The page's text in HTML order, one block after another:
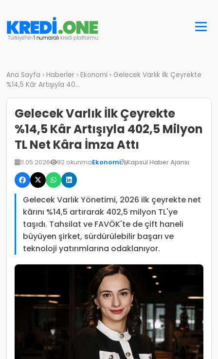
Ana Sayfa ›Haberler ›Ekonomi › Gelecek Varlık İlk Çeyrekte
%14,5 Kâr Artışıyla 40...
Gelecek Varlık İlk Çeyrekte
%14,5 Kâr Artışıyla 402,5 Milyon
TL Net Kâra İmza Attı
11.05.2026 92 okunmaEkonomi Kapsül Haber Ajansı
Gelecek Varlık Yönetimi, 2026 ilk çeyrekte net
kârını %14,5 artırarak 402,5 milyon TL'ye
taşıdı. Tahsilat ve FAVÖK'te de çift haneli
büyüyen şirket, sürdürülebilir başarı ve
teknoloji yatırımlarına odaklanıyor.